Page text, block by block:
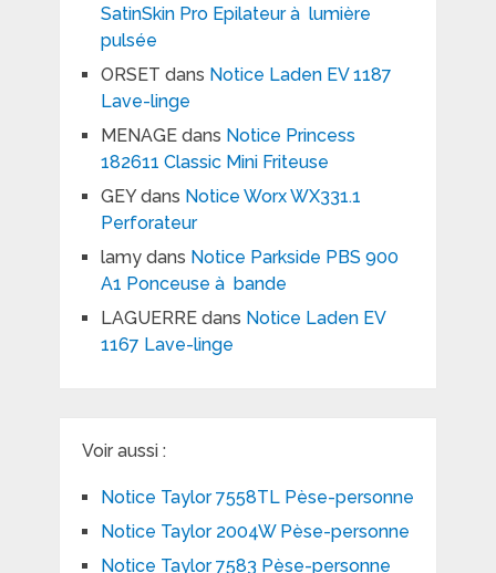
SatinSkin Pro Epilateur à lumière
pulsée
ORSET dans Notice Laden EV 1187
Lave-linge
MENAGEdans Notice Princess
182611 Classic Mini Friteuse
GEYdans Notice Worx WX331.1
Perforateur
lamydans Notice Parkside PBS 900
A1 Ponceuse à bande
LAGUERREdans Notice Laden EV
1167 Lave-linge
Voir aussi :
Notice Taylor 7558TL Pèse-personne
Notice Taylor 2004W Pèse-personne
Notice Taylor 7583 Pèse-personne